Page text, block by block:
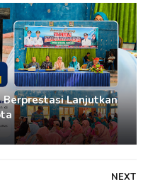
Lanjutkan
NEXT